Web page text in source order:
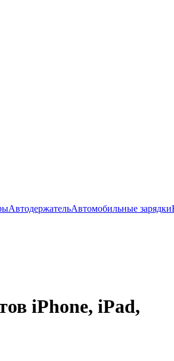
АвтодержательАвтомобильные зарядки
iPhone, iPad,